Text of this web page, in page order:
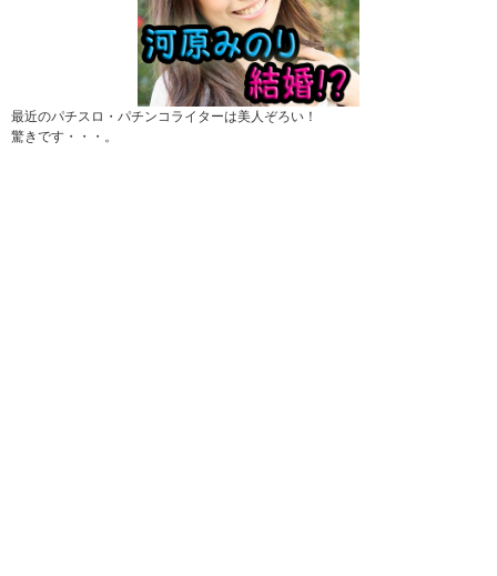
最近のパチスロ・パチンコライターは美人ぞろい！
驚きです・・・。